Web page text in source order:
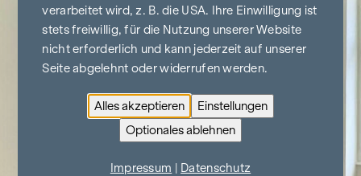
verarbeitet wird, z. B. die USA. Ihre Einwilligung ist
stets freiwillig, für die Nutzung unserer Website
nicht erforderlich und kann jederzeit auf unserer
Seite abgelehnt oder widerrufen werden.
Alles akzeptieren
Einstellungen
Optionales ablehnen
Impressum Datenschutz